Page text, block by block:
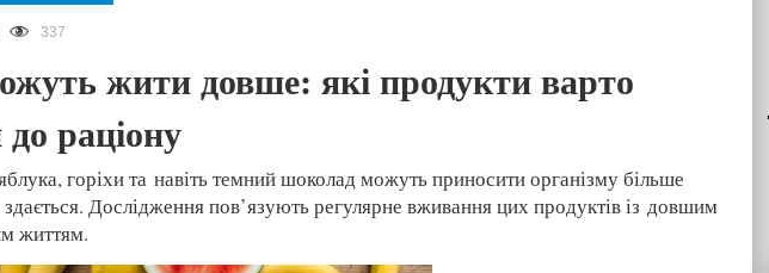
337
жити довше: які продукти варто
раціону
горіхи та навіть темний шоколад можуть приносити організму більше
здається. Дослідження пов’язують регулярне вживання цих продуктів із довшим
життям.